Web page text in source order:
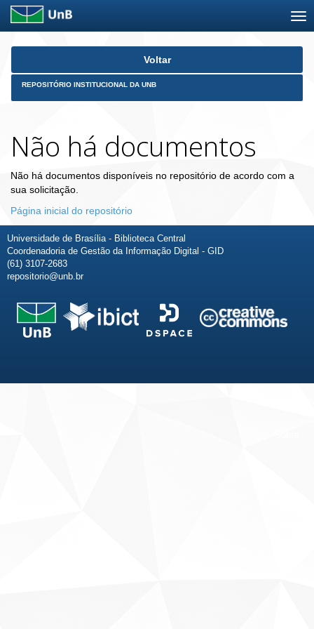
Skip
Voltar
REPOSITÓRIO INSTITUCIONAL DA UNB
Não há documentos
Não há documentos disponíveis no repositório de acordo com a
sua solicitação.
Página inicial do repositório
Universidade de Brasília - Biblioteca Central
Coordenadoria de Gestão da Informação Digital - GID
(61) 3107-2683
repositorio@unb.br